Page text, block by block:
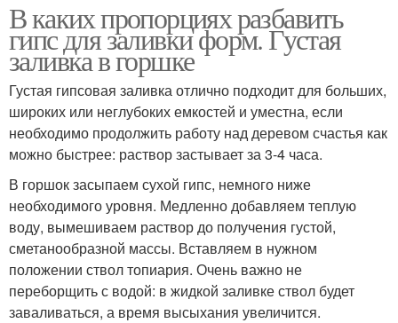
В каких пропорциях разбавить
гипс для заливки форм. Густая
заливка в горшке
Густая гипсовая заливка отлично подходит для больших,
широких или неглубоких емкостей и уместна, если
необходимо продолжить работу над деревом счастья как
можно быстрее: раствор застывает за 3-4 часа.
В горшок засыпаем сухой гипс, немного ниже
необходимого уровня. Медленно добавляем теплую
воду, вымешиваем раствор до получения густой,
сметанообразной массы. Вставляем в нужном
положении ствол топиария. Очень важно не
переборщить с водой: в жидкой заливке ствол будет
заваливаться, а время высыхания увеличится.